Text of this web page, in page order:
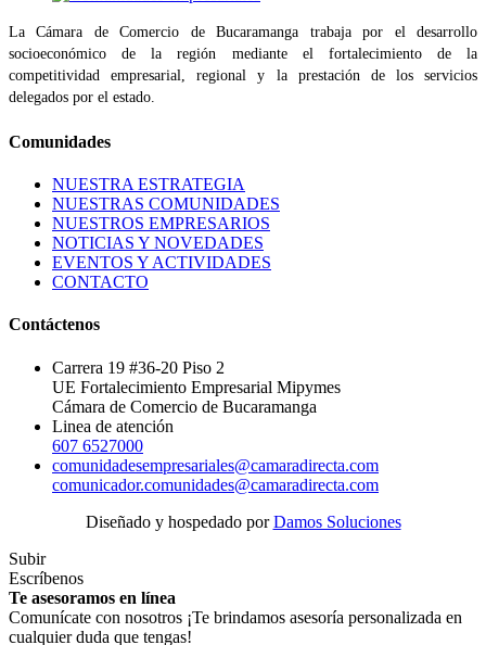
La Cámara de Comercio de Bucaramanga trabaja por el desarrollo
socioeconómico de la región mediante el fortalecimiento de la
competitividad empresarial, regional y la prestación de los servicios
delegados por el estado.
Comunidades
NUESTRA ESTRATEGIA
NUESTRAS COMUNIDADES
NUESTROS EMPRESARIOS
NOTICIAS Y NOVEDADES
EVENTOS Y ACTIVIDADES
CONTACTO
Contáctenos
Carrera 19 #36-20 Piso 2
UE Fortalecimiento Empresarial Mipymes
Cámara de Comercio de Bucaramanga
Linea de atención
607 6527000
comunidadesempresariales@camaradirecta.com
comunicador.comunidades@camaradirecta.com
Diseñado y hospedado porDamos Soluciones
Subir
Escríbenos
Te asesoramos en línea
Comunícate con nosotros ¡Te brindamos asesoría personalizada en
cualquier duda que tengas!